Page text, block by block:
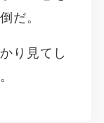
だ。
り見てし